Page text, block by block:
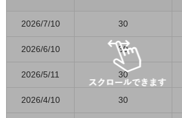
2026/7/10 30
2026/6/10 30
2026/5/11 30
2026/4/10 30